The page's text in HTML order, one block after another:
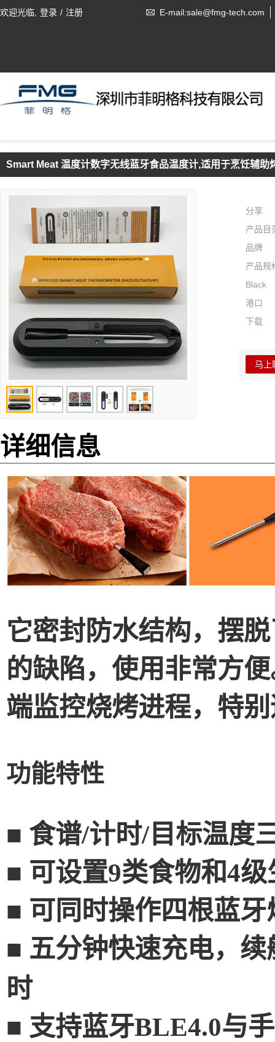
欢迎光临, 登录 / 注册 E-mail:sale@fmg-tech.com
Smart Meat 温度计数字无线蓝牙食品温度计,适用于烹饪辅
分享
产品目
品牌
产品规
Black
港口
下载
马上
详细信息
它密封防水结构，摆
的缺陷，使用非常方
端监控烧烤进程，特
功能特性
■ 食谱/计时/目标温度
■ 可设置9类食物和4级
■ 可同时操作四根蓝牙
■ 五分钟快速充电，续
时
■ 支持蓝牙BLE4.0与